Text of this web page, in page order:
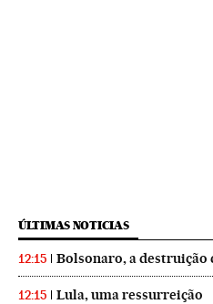
ÚLTIMAS NOTICIAS
12:15 Bolsonaro, a destruição
12:15 Lula, uma ressurreição